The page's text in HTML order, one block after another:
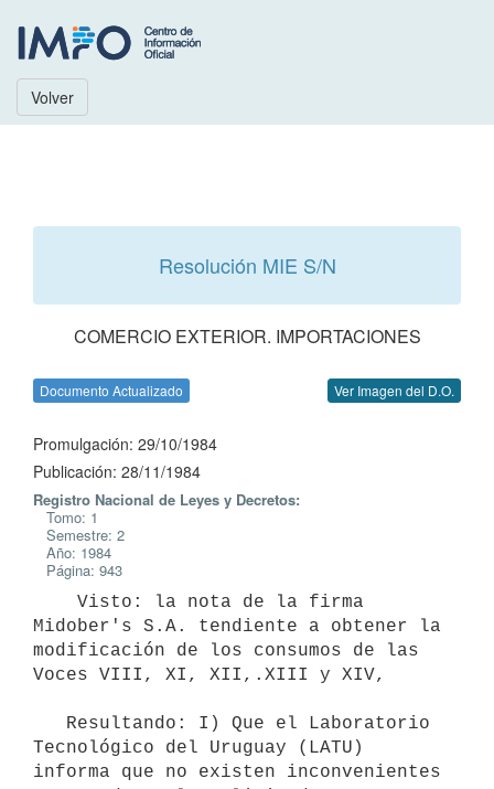
Volver
Resolución MIE S/N
COMERCIO EXTERIOR. IMPORTACIONES
Documento Actualizado Ver Imagen del D.O.
Promulgación: 29/10/1984
Publicación: 28/11/1984
Registro Nacional de Leyes y Decretos:
Tomo: 1
Semestre: 2
Año: 1984
Página: 943
Midober's S.A. tendiente a obtener la
modificación de los consumos de las
Voces VIII, XI, XII,.XIII y XIV,
Tecnológico del Uruguay (LATU)
informa que no existen inconvenientes